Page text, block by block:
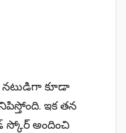
నటుడిగా కూడా
ఇక తన
స్కోర్ అందించి